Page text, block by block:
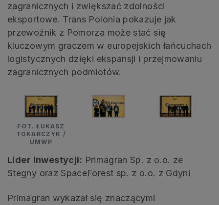
zagranicznych i zwiększać zdolności
eksportowe. Trans Polonia pokazuje jak
przewoźnik z Pomorza może stać się
kluczowym graczem w europejskich łańcuchach
logistycznych dzięki ekspansji i przejmowaniu
zagranicznych podmiotów.
FOT. ŁUKASZ
TOKARCZYK /
UMWP
Lider inwestycji: Primagran Sp. z o.o. ze
Stegny oraz SpaceForest sp. z o.o. z Gdyni
Primagran wykazał się znaczącymi